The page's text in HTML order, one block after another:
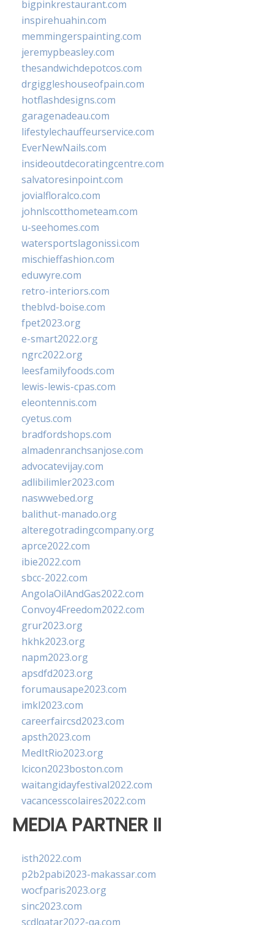
bigpinkrestaurant.com
inspirehuahin.com
memmingerspainting.com
jeremypbeasley.com
thesandwichdepotcos.com
drgiggleshouseofpain.com
hotflashdesigns.com
garagenadeau.com
lifestylechauffeurservice.com
EverNewNails.com
insideoutdecoratingcentre.com
salvatoresinpoint.com
jovialfloralco.com
johnlscotthometeam.com
u-seehomes.com
watersportslagonissi.com
mischieffashion.com
eduwyre.com
retro-interiors.com
theblvd-boise.com
fpet2023.org
e-smart2022.org
ngrc2022.org
leesfamilyfoods.com
lewis-lewis-cpas.com
eleontennis.com
cyetus.com
bradfordshops.com
almadenranchsanjose.com
advocatevijay.com
adlibilimler2023.com
naswwebed.org
balithut-manado.org
alteregotradingcompany.org
aprce2022.com
ibie2022.com
sbcc-2022.com
AngolaOilAndGas2022.com
Convoy4Freedom2022.com
grur2023.org
hkhk2023.org
napm2023.org
apsdfd2023.org
forumausape2023.com
imkl2023.com
careerfaircsd2023.com
apsth2023.com
MedItRio2023.org
lcicon2023boston.com
waitangidayfestival2022.com
vacancesscolaires2022.com
MEDIA PARTNER II
isth2022.com
p2b2pabi2023-makassar.com
wocfparis2023.org
sinc2023.com
scdlqatar2022-qa.com